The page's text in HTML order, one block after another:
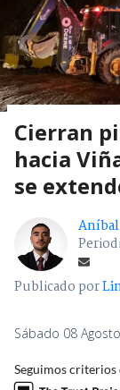
Cierran
hacia
se
Aníbal
Publicado por
Sábado 08
Seguimos criterios